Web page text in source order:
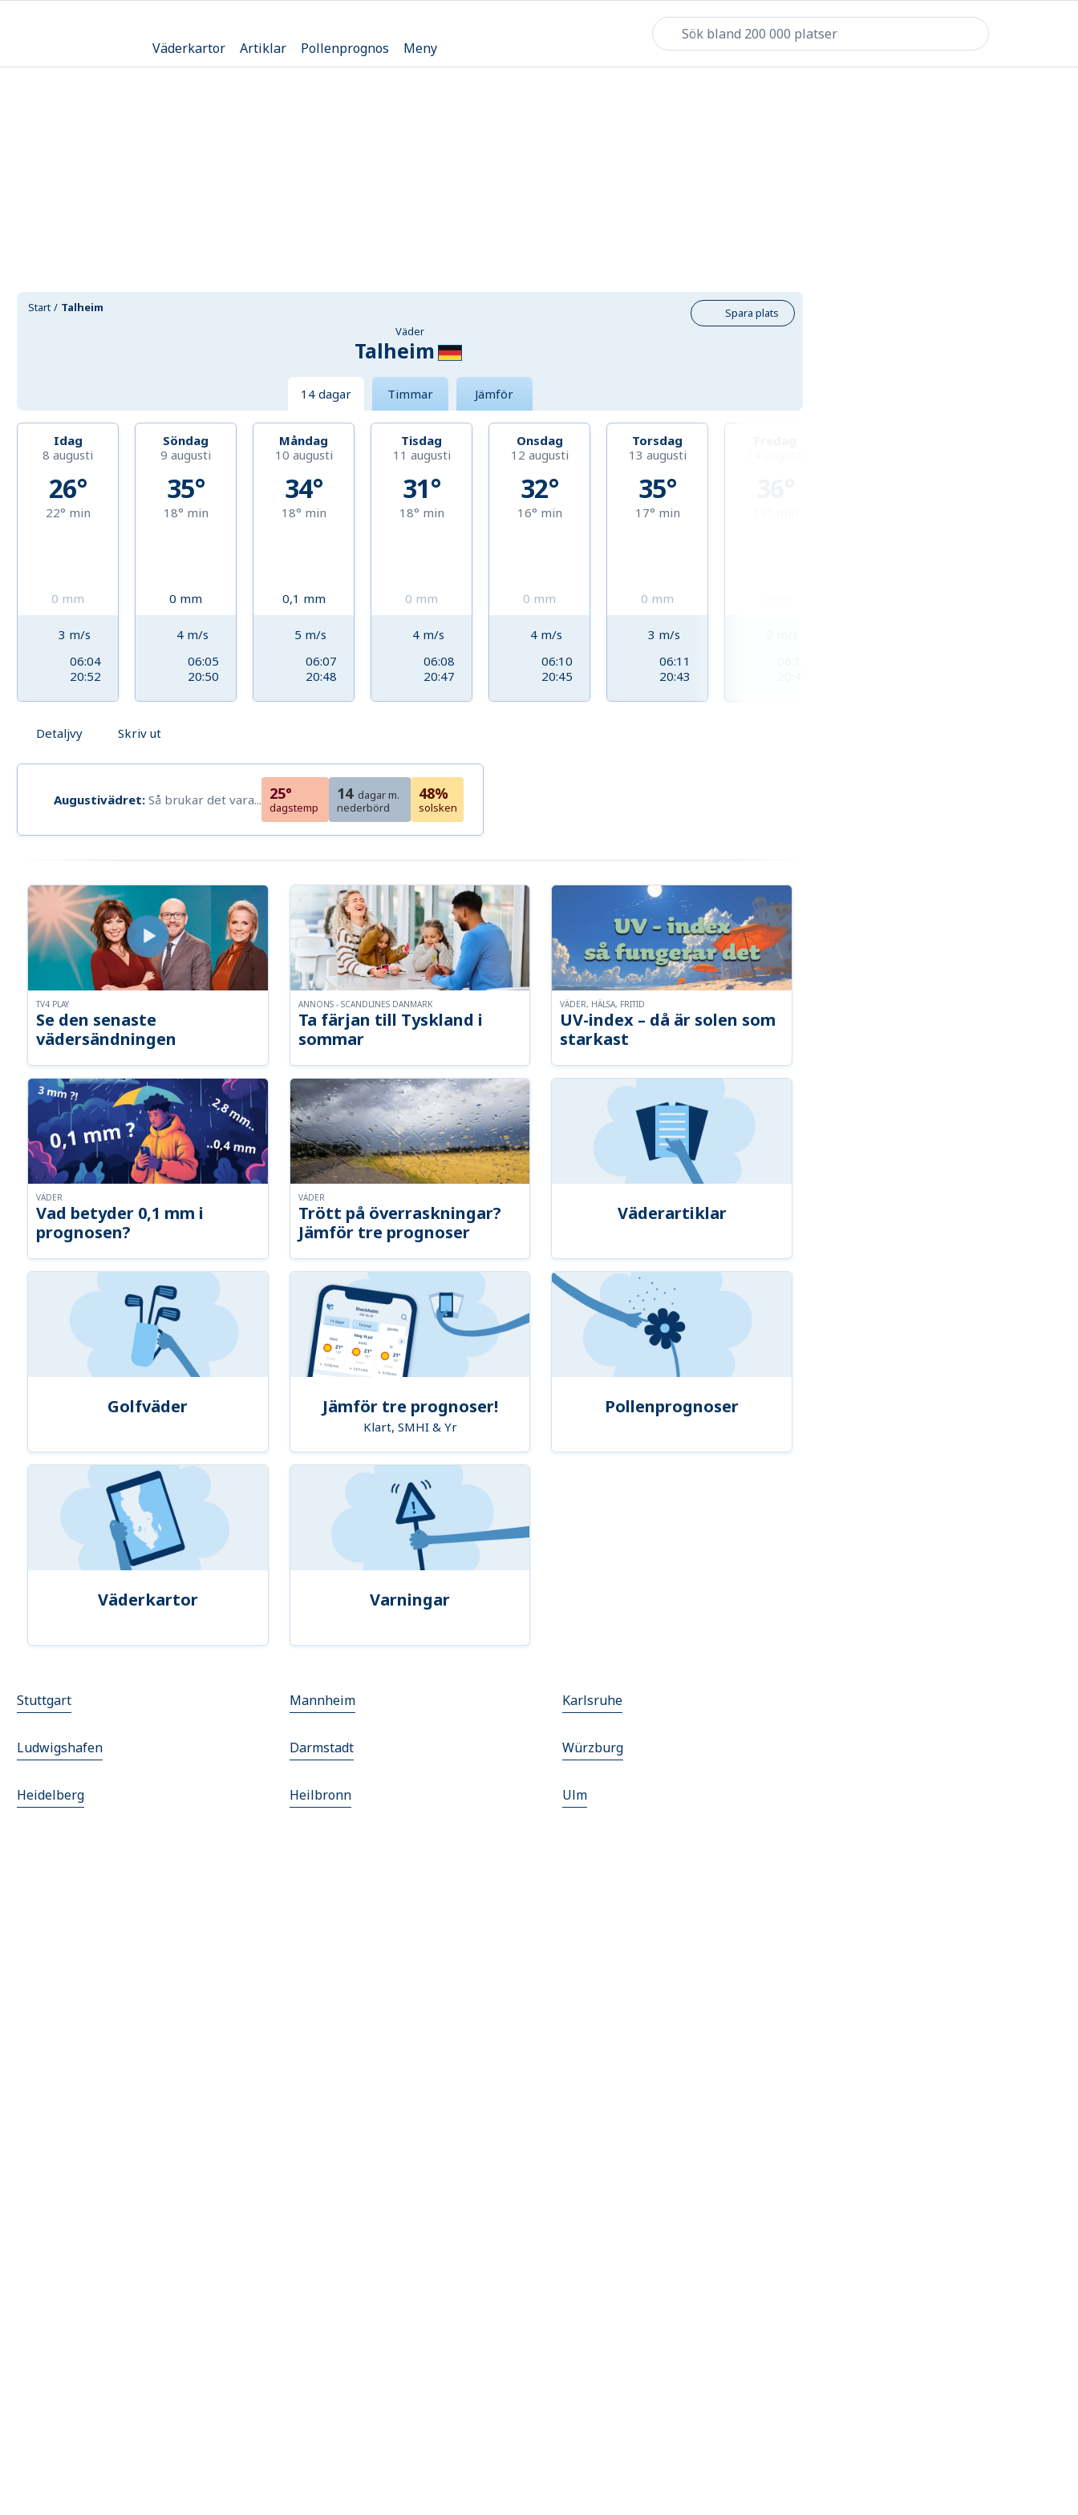
Väderkartor Artiklar Pollenprognos Meny
Start Talheim
Spara plats
Väder
Talheim
14 dagar Timmar Jämför
Idag
8 augusti
26°
22° min
0 mm
3 m/s
06:04
20:52
Söndag
9 augusti
35°
18° min
0 mm
4 m/s
06:05
20:50
Måndag
10 augusti
34°
18° min
0,1 mm
5 m/s
06:07
20:48
Tisdag
11 augusti
31°
18° min
0 mm
4 m/s
06:08
20:47
Onsdag
12 augusti
32°
16° min
0 mm
4 m/s
06:10
20:45
Torsdag
13 augusti
35°
17° min
0 mm
3 m/s
06:11
20:43
Detaljvy Skriv ut
Augustivädret: Så brukar det vara... 25°
dagstemp
14 dagar m.
nederbörd
48%
solsken
Se den senaste
vädersändningen
TV4 PLAY
Ta färjan till Tyskland i
sommar
ANNONS - SCANDLINES DANMARK
UV-index – då är solen som
starkast
VÄDER, HÄLSA, FRITID
Vad betyder 0,1 mm i
prognosen?
VÄDER
Trött på överraskningar?
Jämför tre prognoser
VÄDER
Väderartiklar
Golfväder Jämför tre prognoser!
Klart, SMHI & Yr
Pollenprognoser
Väderkartor Varningar
Stuttgart Mannheim Karlsruhe
Ludwigshafen Darmstadt Würzburg
Heidelberg Heilbronn Ulm